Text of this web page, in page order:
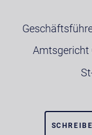
Amtsgericht